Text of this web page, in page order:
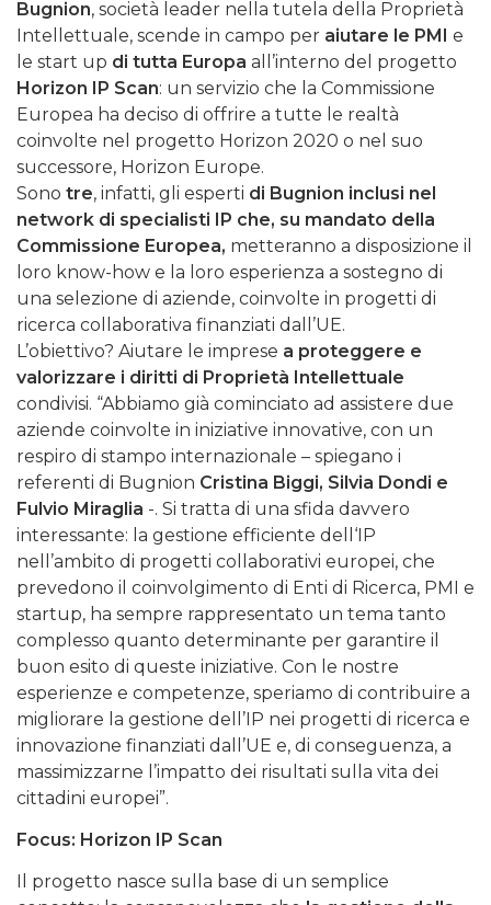
Bugnion, società leader nella tutela della Proprietà
Intellettuale, scende in campo per aiutare le PMI
e
le start up di tutta Europa all’interno del progetto
Horizon IP Scan: un servizio che la Commissione
Europea ha deciso di offrire a tutte le realtà
coinvolte nel progetto Horizon 2020 o nel suo
successore, Horizon Europe.
Sono tre, infatti, gli esperti di Bugnion inclusi nel
network di specialisti IP che, su mandato della
Commissione Europea, metteranno a disposizione il
loro know-how e la loro esperienza a sostegno di
una selezione di aziende, coinvolte in progetti di
ricerca collaborativa finanziati dall’UE.
L’obiettivo? Aiutare le imprese a proteggere e
valorizzare i diritti di Proprietà Intellettuale
condivisi. “Abbiamo già cominciato ad assistere due
aziende coinvolte in iniziative innovative, con un
respiro di stampo internazionale – spiegano i
referenti di Bugnion Cristina Biggi, Silvia Dondi e
Fulvio Miraglia -. Si tratta di una sfida davvero
interessante: la gestione efficiente dell‘IP
nell’ambito di progetti collaborativi europei, che
prevedono il coinvolgimento di Enti di Ricerca, PMI e
startup, ha sempre rappresentato un tema tanto
complesso quanto determinante per garantire il
buon esito di queste iniziative. Con le nostre
esperienze e competenze, speriamo di contribuire a
migliorare la gestione dell’IP nei progetti di ricerca e
innovazione finanziati dall’UE e, di conseguenza, a
massimizzarne l’impatto dei risultati sulla vita dei
cittadini europei”.
Focus: Horizon IP Scan
Il progetto nasce sulla base di un semplice